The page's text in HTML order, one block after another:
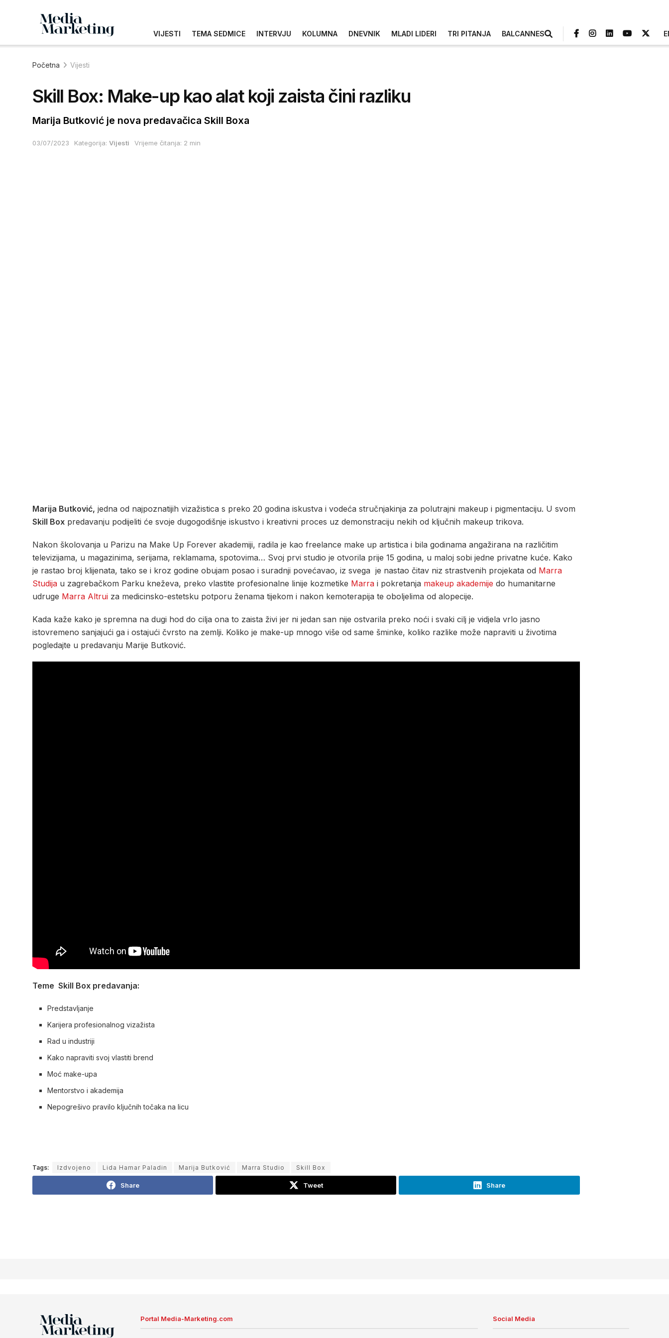
VIJESTI TEMA SEDMICE INTERVJU KOLUMNA DNEVNIK MLADI LIDERI TRI PITANJA BALCANNES
Početna Vijesti
Skill Box: Make-up kao alat koji zaista čini razliku
Marija Butković je nova predavačica Skill Boxa
03/07/2023 Kategorija: Vijesti Vrijeme čitanja: 2 min
Marija Butković, jedna od najpoznatijih vizažistica s preko 20 godina iskustva i vodeća stručnjakinja za polutrajni makeup i pigmentaciju. U svom
Skill Box predavanju podijeliti će svoje dugogodišnje iskustvo i kreativni proces uz demonstraciju nekih od ključnih makeup trikova.
Nakon školovanja u Parizu na Make Up Forever akademiji, radila je kao freelance make up artistica i bila godinama angažirana na različitim
televizijama, u magazinima, serijama, reklamama, spotovima… Svoj prvi studio je otvorila prije 15 godina, u maloj sobi jedne privatne kuće. Kako
je rastao broj klijenata, tako se i kroz godine obujam posao i suradnji povećavao, iz svega je nastao čitav niz strastvenih projekata od Marra
Studija u zagrebačkom Parku kneževa, preko vlastite profesionalne linije kozmetike Marra i pokretanja makeup akademije do humanitarne
udruge Marra Altrui za medicinsko-estetsku potporu ženama tijekom i nakon kemoterapija te oboljelima od alopecije.
Kada kaže kako je spremna na dugi hod do cilja ona to zaista živi jer ni jedan san nije ostvarila preko noći i svaki cilj je vidjela vrlo jasno
istovremeno sanjajući ga i ostajući čvrsto na zemlji. Koliko je make-up mnogo više od same šminke, koliko razlike može napraviti u životima
pogledajte u predavanju Marije Butković.
Teme Skill Box predavanja:
Predstavljanje
Karijera profesionalnog vizažista
Rad u industriji
Kako napraviti svoj vlastiti brend
Moć make-upa
Mentorstvo i akademija
Nepogrešivo pravilo ključnih točaka na licu
Tags: Izdvojeno Lida Hamar Paladin Marija Butković Marra Studio Skill Box
Share Tweet Share
Portal Media-Marketing.com Social Media